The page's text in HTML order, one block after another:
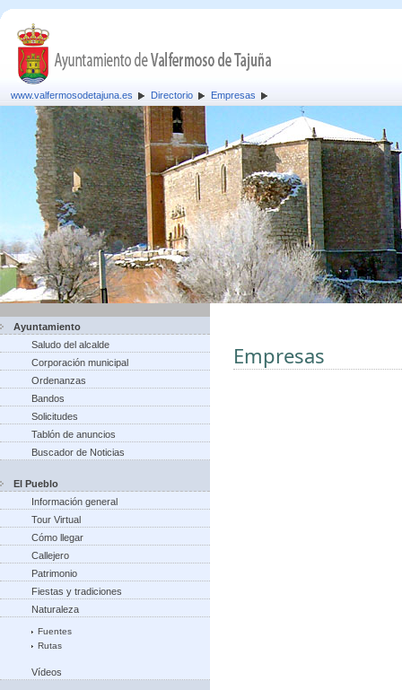
www.valfermosodetajuna.es Directorio Empresas
Ayuntamiento
Saludo del alcalde
Corporación municipal
Ordenanzas
Bandos
Solicitudes
Tablón de anuncios
Buscador de Noticias
El Pueblo
Información general
Tour Virtual
Cómo llegar
Callejero
Patrimonio
Fiestas y tradiciones
Naturaleza
Fuentes
Rutas
Vídeos
Empresas